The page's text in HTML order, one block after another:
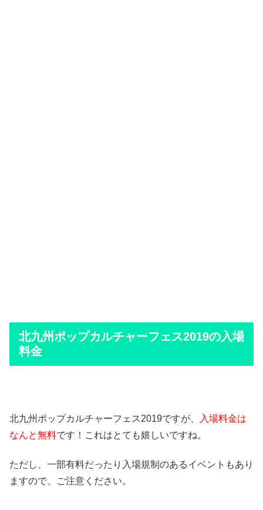
北九州ポップカルチャーフェス2019の入場
料金
北九州ポップカルチャーフェス2019ですが、
入場料金は
なんと無料です！これはとても嬉しいですね。
ただし、一部有料だったり入場規制のあるイベントもあり
ますので、ご注意ください。